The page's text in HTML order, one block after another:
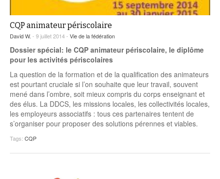
CQP animateur périscolaire
David W. - 9 juillet 2014 - Vie de la fédération
Dossier spécial: le CQP animateur périscolaire, le diplôme
pour les activités périscolaires
La question de la formation et de la qualification des animateurs
est pourtant cruciale si l’on souhaite que leur travail, souvent
mené dans l’ombre, soit mieux compris du corps enseignant et
des élus. La DDCS, les missions locales, les collectivités locales,
les employeurs associatifs : tous ces partenaires tentent de
s’organiser pour proposer des solutions pérennes et viables.
Tags: CQP